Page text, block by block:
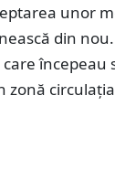
unor
din
începeau
zonă